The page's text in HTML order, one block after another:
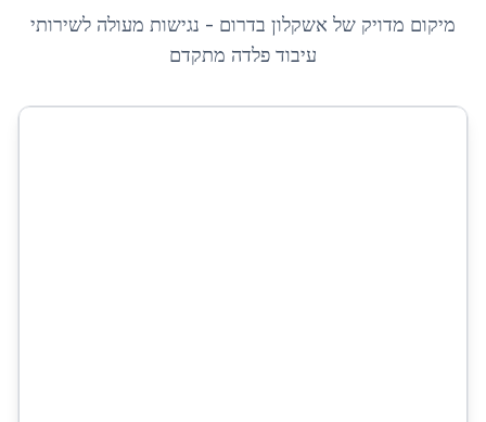
מיקום מדויק של אשקלון בדרום - נגישות מעולה לשירותי
עיבוד פלדה מתקדם